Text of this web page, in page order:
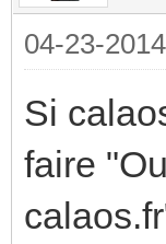
04-23-
Si
faire